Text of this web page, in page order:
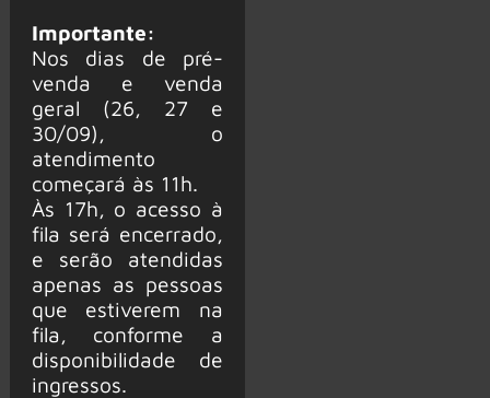
Importante:
Nos dias de pré-
venda e venda
geral (26, 27 e
30/09), o
atendimento
começará às 11h.
Às 17h, o acesso à
fila será encerrado,
e serão atendidas
apenas as pessoas
que estiverem na
fila, conforme a
disponibilidade de
ingressos.